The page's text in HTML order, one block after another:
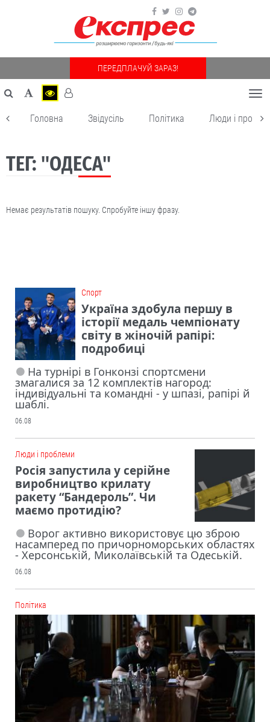
ПЕРЕДПЛАЧУЙ ЗАРАЗ!
Головна Звідусіль Політика Люди і
ТЕГ: "ОДЕСА"
Немає результатів пошуку. Спробуйте іншу фразу.
Cпорт
Україна здобула першу в
історії медаль чемпіонату
світу в жіночій рапірі:
подробиці
На турнірі в Гонконзі спортсмени
змагалися за 12 комплектів нагород:
індивідуальні та командні - у шпазі, рапірі й
шаблі.
06.08
Люди і проблеми
Росія запустила у серійне
виробництво крилату
ракету “Бандероль”. Чи
маємо протидію?
Ворог активно використовує цю зброю
насамперед по причорноморських областях
- Херсонській, Миколаївській та Одеській.
06.08
Політика